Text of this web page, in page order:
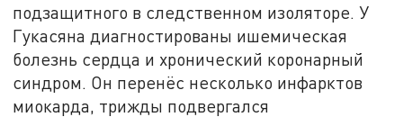
подзащитного в следственном изоляторе. У
Гукасяна диагностированы ишемическая
болезнь сердца и хронический коронарный
синдром. Он перенёс несколько инфарктов
миокарда, трижды подвергался